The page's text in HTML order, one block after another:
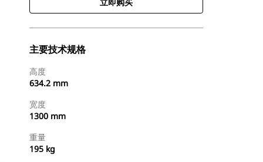
主要技术规格
高度
634.2 mm
宽度
1300 mm
重量
195 kg